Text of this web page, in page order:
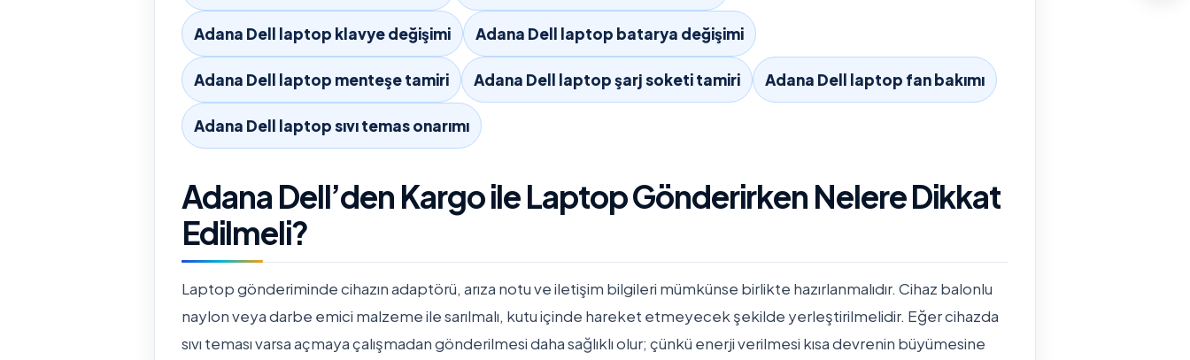
Adana Dell laptop klavye değişimi Adana Dell laptop batarya değişimi
Adana Dell laptop menteşe tamiri Adana Dell laptop şarj soketi tamiri Adana Dell laptop fan bakımı
Adana Dell laptop sıvı temas onarımı
Adana Dell’den Kargo ile Laptop Gönderirken Nelere Dikkat
Edilmeli?
Laptop gönderiminde cihazın adaptörü, arıza notu ve iletişim bilgileri mümkünse birlikte hazırlanmalıdır. Cihaz balonlu
naylon veya darbe emici malzeme ile sarılmalı, kutu içinde hareket etmeyecek şekilde yerleştirilmelidir. Eğer cihazda
sıvı teması varsa açmaya çalışmadan gönderilmesi daha sağlıklı olur; çünkü enerji verilmesi kısa devrenin büyümesine